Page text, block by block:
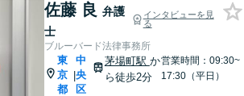
佐藤 良 弁護
士
インタビューを見
る
ブルーバード法律事務所
東
京
都
|
中
央
区
茅場町駅 か
ら徒歩2分
営業時間：09:30~
17:30（平日）